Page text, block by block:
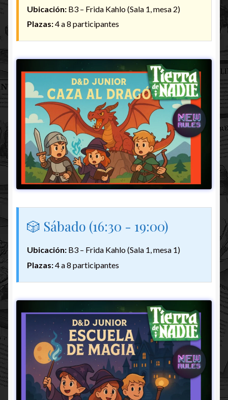
Ubicación: B3 – Frida Kahlo (Sala 1, mesa 2)
Plazas:4 a 8 participantes
🎲 Sábado (16:30 - 19:00)
Ubicación: B3 – Frida Kahlo (Sala 1, mesa 1)
Plazas:4 a 8 participantes